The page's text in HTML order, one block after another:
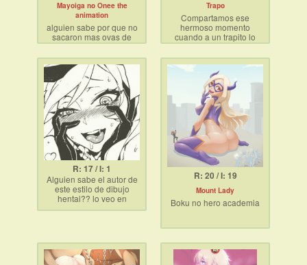
Mayoiga no Onee the
animation
alguien sabe por que no
sacaron mas ovas de
este doujin…estaba de
10
Trapo
Compartamos ese
hermoso momento
cuando a un trapito lo
penetran por primera vez.
Mención especial para
penetraciones forzadas.
R: 17 / I: 1
Alguien sabe el autor de
este estilo de dibujo
hentai?? lo veo en
muchas imagenes
R: 20 / I: 19
Mount Lady
Boku no hero academia